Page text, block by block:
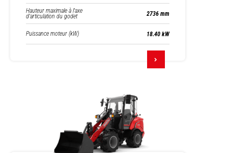
Hauteur maximale à l'axe
d'articulation du godet 2736 mm
Puissance moteur (kW) 18.40 kW